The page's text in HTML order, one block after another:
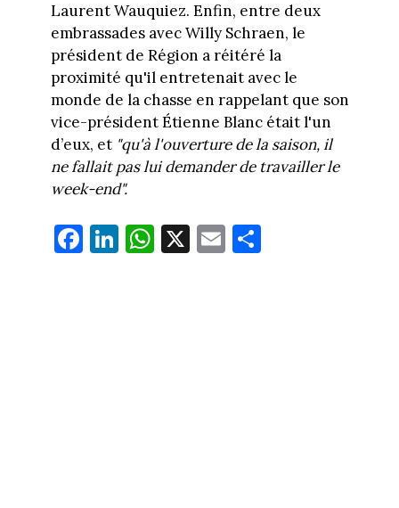
Laurent Wauquiez. Enfin, entre deux
embrassades avec Willy Schraen, le
président de Région a réitéré la
proximité qu'il entretenait avec le
monde de la chasse en rappelant que son
vice-président Étienne Blanc était l'un
d’eux, et "qu'à l'ouverture de la saison, il
ne fallait pas lui demander de travailler le
week-end".
Fa
ce
Li
nk
W
ha
X E
m
Pa
rt